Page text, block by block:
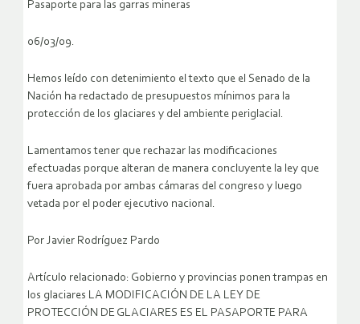
Pasaporte para las garras mineras
06/03/09.
Hemos leído con detenimiento el texto que el Senado de la
Nación ha redactado de presupuestos mínimos para la
protección de los glaciares y del ambiente periglacial.
Lamentamos tener que rechazar las modificaciones
efectuadas porque alteran de manera concluyente la ley que
fuera aprobada por ambas cámaras del congreso y luego
vetada por el poder ejecutivo nacional.
Por Javier Rodríguez Pardo
Artículo relacionado: Gobierno y provincias ponen trampas en
los glaciares LA MODIFICACIÓN DE LA LEY DE
PROTECCIÓN DE GLACIARES ES EL PASAPORTE PARA